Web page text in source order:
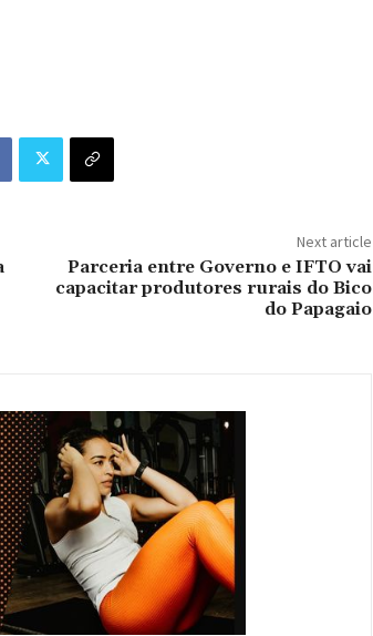
Next article
Parceria entre Governo e IFTO vai
capacitar produtores rurais do Bico
do Papagaio